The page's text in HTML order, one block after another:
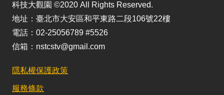
科技大觀園 ©2020 All Rights Reserved.
地址：臺北市大安區和平東路二段106號22樓
電話：02-25056789 #5526
信箱：nstcstv@gmail.com
隱私權保護政策
服務條款